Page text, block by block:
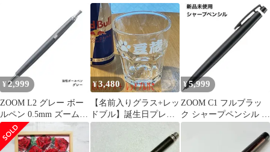
り 2個セット 個包装 ギ
フト 贈り物 プチギフト
退職 お礼 送別会 卒業
引越し 挨拶品 スイーツ
詰め合わせ
ーブラックインク
¥ 2,999
ZOOM L2 グレー ボー
ルペン 0.5mm ズーム
BC-ZL2EC09
¥3,480
【名前入りグラス+レッ
ドブル】誕生日プレゼ
ント等にピッタリ！
¥5,999
ZOOM C1 フルブラッ
ク シャープペンシル ズ
ーム SH-ZC1C12